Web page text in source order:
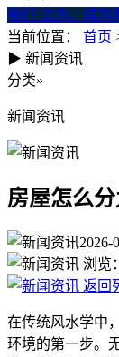
我们·立志。成为
当前位置： 首页
房屋怎
▶ 新闻资讯
分类»
新闻资讯
房屋怎么
2026-
浏览：
返回
在传统风水学中，
环境的第一步。